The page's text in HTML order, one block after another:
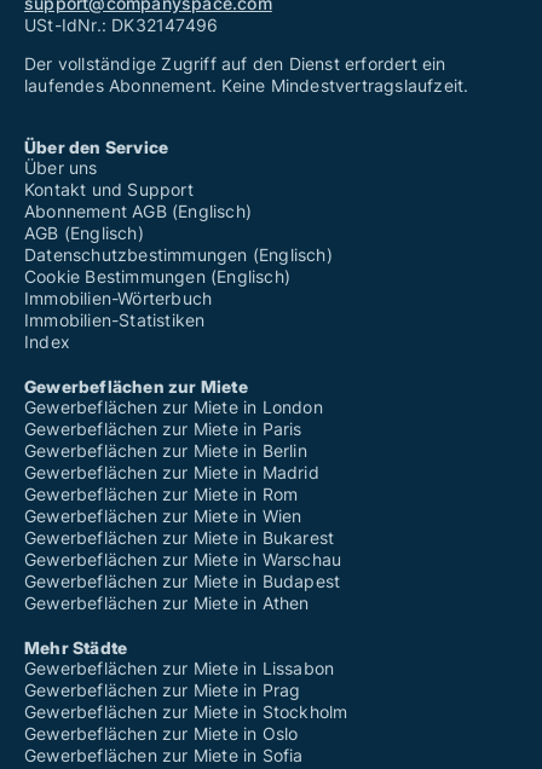
USt-IdNr.: DK32147496
Der vollständige Zugriff auf den Dienst erfordert ein
laufendes Abonnement. Keine Mindestvertragslaufzeit.
Über den Service
Über uns
Kontakt und Support
Abonnement AGB (Englisch)
AGB (Englisch)
Datenschutzbestimmungen (Englisch)
Cookie Bestimmungen (Englisch)
Immobilien-Wörterbuch
Immobilien-Statistiken
Index
Gewerbeflächen zur Miete
Gewerbeflächen zur Miete in London
Gewerbeflächen zur Miete in Paris
Gewerbeflächen zur Miete in Berlin
Gewerbeflächen zur Miete in Madrid
Gewerbeflächen zur Miete in Rom
Gewerbeflächen zur Miete in Wien
Gewerbeflächen zur Miete in Bukarest
Gewerbeflächen zur Miete in Warschau
Gewerbeflächen zur Miete in Budapest
Gewerbeflächen zur Miete in Athen
Mehr Städte
Gewerbeflächen zur Miete in Lissabon
Gewerbeflächen zur Miete in Prag
Gewerbeflächen zur Miete in Stockholm
Gewerbeflächen zur Miete in Oslo
Gewerbeflächen zur Miete in Sofia